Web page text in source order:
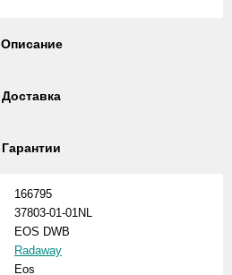
Описание
Доставка
Гарантии
166795
37803-01-01NL
EOS DWB
Radaway
Eos